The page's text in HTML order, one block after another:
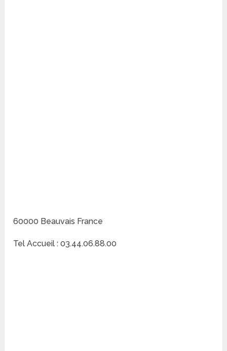
60000 Beauvais France
Tel Accueil : 03.44.06.88.00